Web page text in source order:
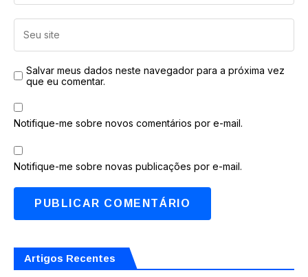
Salvar meus dados neste navegador para a próxima vez
que eu comentar.
Notifique-me sobre novos comentários por e-mail.
Notifique-me sobre novas publicações por e-mail.
Artigos Recentes